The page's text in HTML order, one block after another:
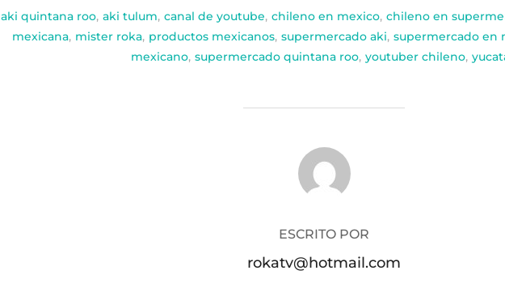
aki quintana roo, aki tulum, canal de youtube, chileno en mexico, chileno en
mexicana, mister roka, productos mexicanos, supermercado aki, supermercado en
mexicano, supermercado quintana roo, youtuber chileno,
AUTOR DE LA PUBLICACIÓN
ESCRITO POR
rokatv@hotmail.com